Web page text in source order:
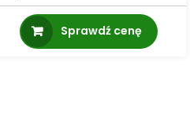
Sprawdź cenę